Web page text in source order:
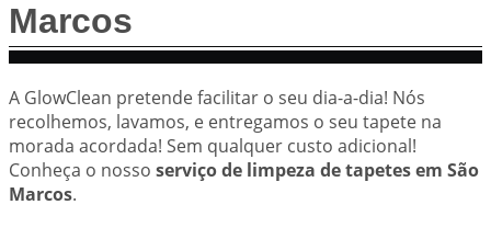
Marcos
A GlowClean pretende facilitar o seu dia-a-dia! Nós
recolhemos, lavamos, e entregamos o seu tapete na
morada acordada! Sem qualquer custo adicional!
Conheça o nosso serviço de limpeza de tapetes em São
Marcos.